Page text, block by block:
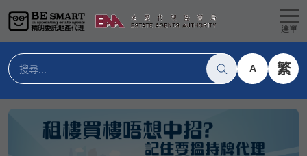
選單
A 繁